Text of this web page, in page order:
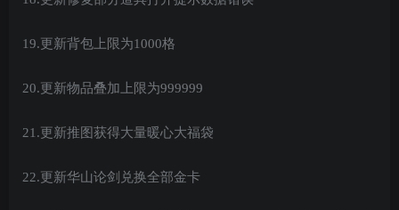
19.更新背包上限为1000格
20.更新物品叠加上限为999999
21.更新推图获得大量暖心大福袋
22.更新华山论剑兑换全部金卡